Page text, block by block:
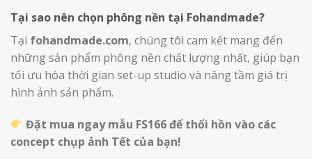
Tại sao nên chọn phông nền tại Fohandmade?
Tại fohandmade.com, chúng tôi cam kết mang đến
những sản phẩm phông nền chất lượng nhất, giúp bạn
tối ưu hóa thời gian set-up studio và nâng tầm giá trị
hình ảnh sản phẩm.
Đặt mua ngay mẫu FS166 để thổi hồn vào các
concept chụp ảnh Tết của bạn!